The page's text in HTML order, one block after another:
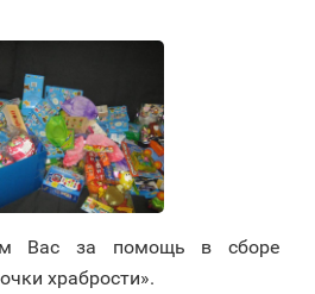
Вас за помощь в сборе
храбрости».